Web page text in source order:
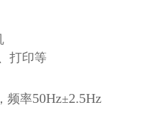
打印等
，频率50Hz±2.5Hz